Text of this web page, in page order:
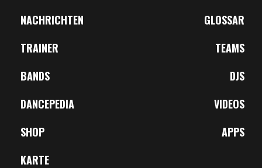
GLOSSAR
NACHRICHTEN
TEAMS
TRAINER
DJS
BANDS
VIDEOS
DANCEPEDIA
APPS
SHOP
KARTE